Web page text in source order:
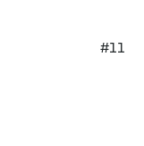
#11